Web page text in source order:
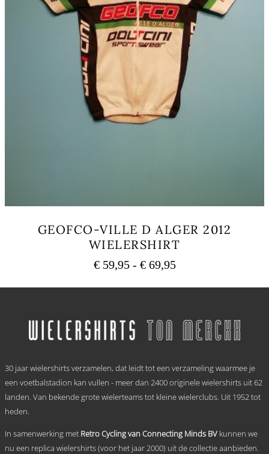
GEOFCO-VILLE D ALGER 2012
WIELERSHIRT
€59,95 - €69,95Prijsklasse:
tot
variaties.
Deze
gekozen
worden
de
30 jaar wielershirts verzamelen, dat leidt tot een verzameling waarmee je
een voetbalstadion kan vullen - meer dan 2400 originele wielershirts uit 62
landen. Van bekende grote wielerteams tot kleine wielerclubs. Uit 1952 tot
heden.
In samenwerking met Retro Cycling van Connecting Minds BV kunnen we
nu een replica wielershirts (voor het jaar 2000) uit de collectie aanbieden.